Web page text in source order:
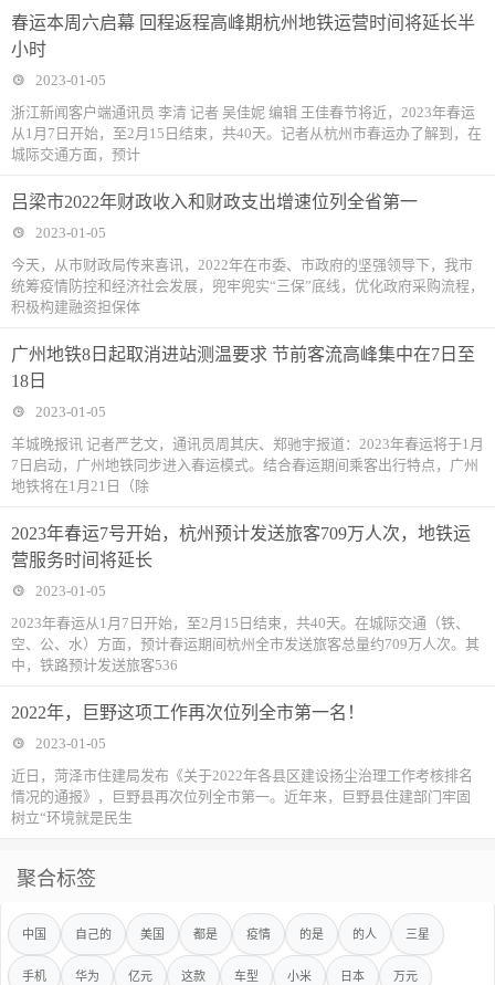
春运本周六启幕 回程返程高峰期杭州地铁运营时间将延长半
小时
2023-01-05
浙江新闻客户端通讯员 李清 记者 吴佳妮 编辑 王佳春节将近，2023年春运
从1月7日开始，至2月15日结束，共40天。记者从杭州市春运办了解到，在
城际交通方面，预计
吕梁市2022年财政收入和财政支出增速位列全省第一
2023-01-05
今天，从市财政局传来喜讯，2022年在市委、市政府的坚强领导下，我市
统筹疫情防控和经济社会发展，兜牢兜实“三保”底线，优化政府采购流程，
积极构建融资担保体
广州地铁8日起取消进站测温要求 节前客流高峰集中在7日至
18日
2023-01-05
羊城晚报讯 记者严艺文，通讯员周其庆、郑驰宇报道：2023年春运将于1月
7日启动，广州地铁同步进入春运模式。结合春运期间乘客出行特点，广州
地铁将在1月21日（除
2023年春运7号开始，杭州预计发送旅客709万人次，地铁运
营服务时间将延长
2023-01-05
2023年春运从1月7日开始，至2月15日结束，共40天。在城际交通（铁、
空、公、水）方面，预计春运期间杭州全市发送旅客总量约709万人次。其
中，铁路预计发送旅客536
2022年，巨野这项工作再次位列全市第一名！
2023-01-05
近日，菏泽市住建局发布《关于2022年各县区建设扬尘治理工作考核排名
情况的通报》，巨野县再次位列全市第一。近年来，巨野县住建部门牢固
树立“环境就是民生
聚合标签
中国 自己的 美国 都是 疫情 的是 的人 三星
手机 华为 亿元 这款 车型 小米 日本 万元